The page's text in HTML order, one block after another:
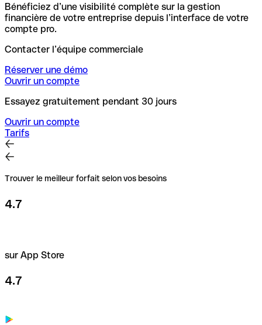
Bénéficiez d’une visibilité complète sur la gestion
financière de votre entreprise depuis l’interface de votre
compte pro.
Contacter l’équipe commerciale
Réserver une démo
Ouvrir un compte
Essayez gratuitement pendant 30 jours
Ouvrir un compte
Tarifs
Trouver le meilleur forfait selon vos besoins
4.7
sur App Store
4.7